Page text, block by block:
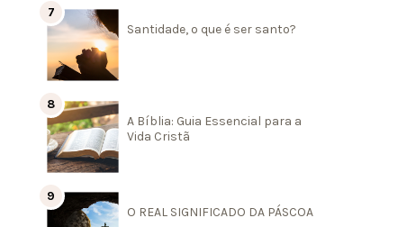
Santidade, o que é ser santo?
A Bíblia: Guia Essencial para a
Vida Cristã
O REAL SIGNIFICADO DA PÁSCOA